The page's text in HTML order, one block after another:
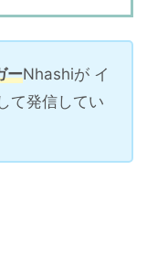
ーNhashiが イ
て発信してい